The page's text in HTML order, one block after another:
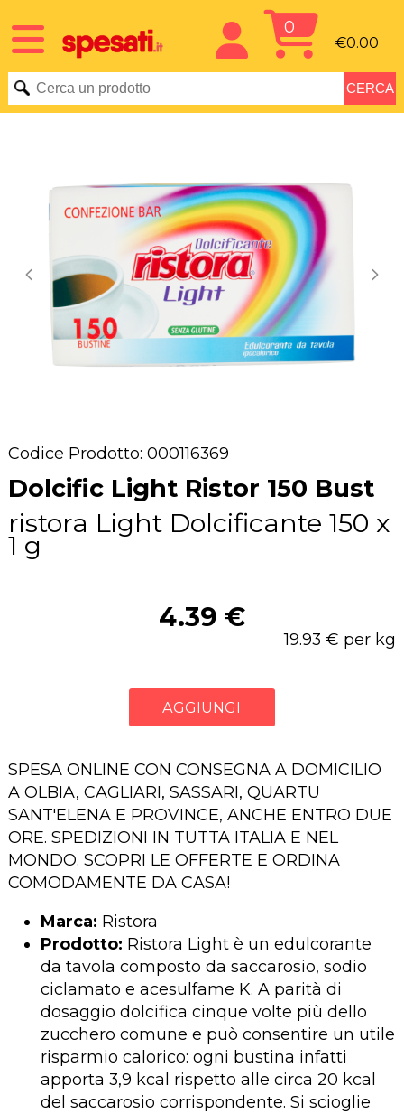
0
€0.00
Codice Prodotto: 000116369
Dolcific Light Ristor 150 Bust
ristora Light Dolcificante 150 x
1 g
4.39 €
19.93 € per kg
AGGIUNGI
SPESA ONLINE CON CONSEGNA A DOMICILIO
A OLBIA, CAGLIARI, SASSARI, QUARTU
SANT'ELENA E PROVINCE, ANCHE ENTRO DUE
ORE. SPEDIZIONI IN TUTTA ITALIA E NEL
MONDO. SCOPRI LE OFFERTE E ORDINA
COMODAMENTE DA CASA!
Marca: Ristora
Prodotto: Ristora Light è un edulcorante
da tavola composto da saccarosio, sodio
ciclamato e acesulfame K. A parità di
dosaggio dolcifica cinque volte più dello
zucchero comune e può consentire un utile
risparmio calorico: ogni bustina infatti
apporta 3,9 kcal rispetto alle circa 20 kcal
del saccarosio corrispondente. Si scioglie